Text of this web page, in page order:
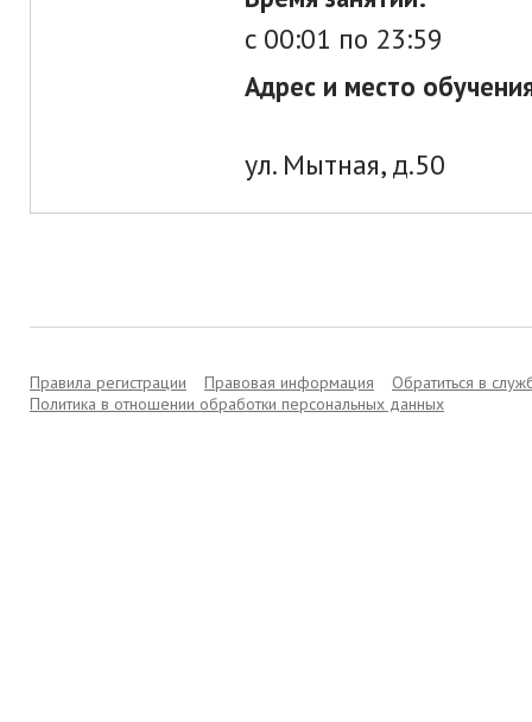
c 00:01 по 23:59
Адрес и место
ул. Мытная, д.50
Правила регистрации Правовая информация
Обратиться в
Политика в отношении обработки персональных данных